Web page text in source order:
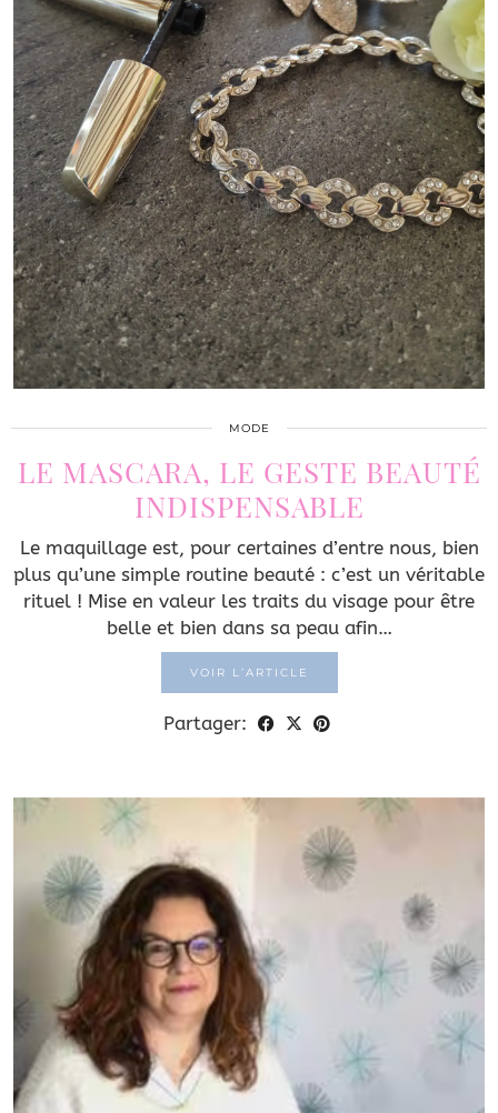
MODE
LE MASCARA, LE GESTE BEAUTÉ
INDISPENSABLE
Le maquillage est, pour certaines d’entre nous, bien
plus qu’une simple routine beauté : c’est un véritable
rituel ! Mise en valeur les traits du visage pour être
belle et bien dans sa peau afin…
VOIR L’ARTICLE
Partager: